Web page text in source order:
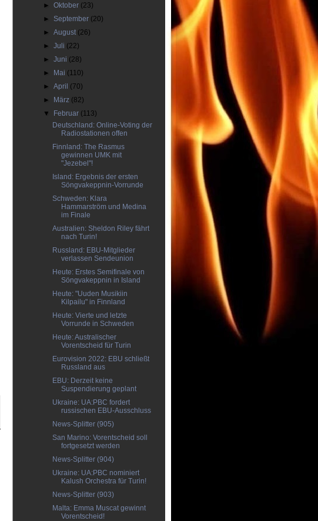
►Oktober (23)
► September (20)
►August (26)
►Juli (22)
►Juni (28)
►
Mai (110)
►April (70)
►
März (82)
▼
Februar (113)
Deutschland: Online-Voting der
Radiostationen offen
Finnland: The Rasmus
gewinnen UMK mit
"Jezebel"!
Island: Ergebnis der ersten
Söngvakeppnin-Vorrunde
Schweden: Klara
Hammarström und Medina
im Finale
Australien: Sheldon Riley fährt
nach Turin!
Russland: EBU-Mitglieder
verlassen Sendeunion
Heute: Erstes Semifinale von
Söngvakeppnin in Island
Heute: "Uuden Musikiin
Kilpailu" in Finnland
Heute: Vierte und letzte
Vorrunde in Schweden
Heute: Australischer
Vorentscheid für Turin
Eurovision 2022: EBU schließt
Russland aus
EBU: Derzeit keine
Suspendierung geplant
Ukraine: UA:PBC fordert
russischen EBU-Ausschluss
News-Splitter (905)
San Marino: Vorentscheid soll
fortgesetzt werden
News-Splitter (904)
Ukraine: UA:PBC nominiert
Kalush Orchestra für Turin!
News-Splitter (903)
Malta: Emma Muscat gewinnt
Vorentscheid!